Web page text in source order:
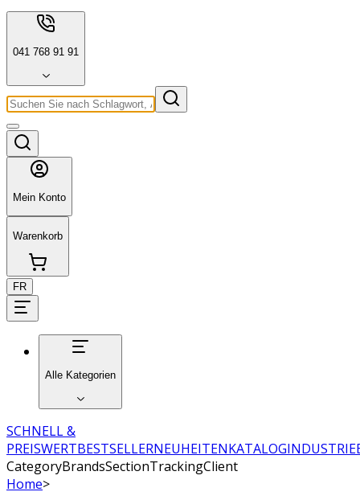
041 768 91 91
Mein Konto
Warenkorb
FR
Alle Kategorien
SCHNELL &
PREISWERTBESTSELLERNEUHEITENKATALOG
CategoryBrandsSectionTrackingClient
Home>